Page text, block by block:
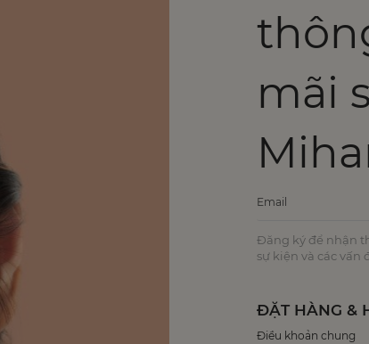
mãi
Đăng ký để nhận
sự kiện và các
ĐẶT HÀNG &
Điều khoản chung